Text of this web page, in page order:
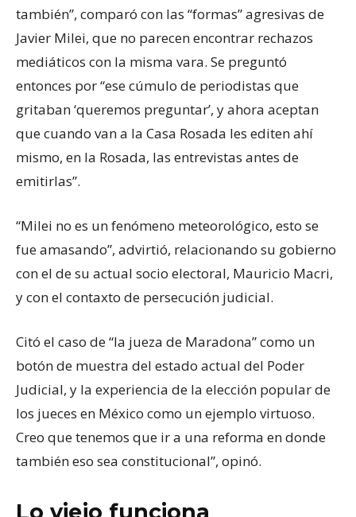
también”, comparó con las “formas” agresivas de
Javier Milei, que no parecen encontrar rechazos
mediáticos con la misma vara. Se preguntó
entonces por “ese cúmulo de periodistas que
gritaban ‘queremos preguntar’, y ahora aceptan
que cuando van a la Casa Rosada les editen ahí
mismo, en la Rosada, las entrevistas antes de
emitirlas”.
“Milei no es un fenómeno meteorológico, esto se
fue amasando”, advirtió, relacionando su gobierno
con el de su actual socio electoral, Mauricio Macri,
y con el contaxto de persecución judicial.
Citó el caso de “la jueza de Maradona” como un
botón de muestra del estado actual del Poder
Judicial, y la experiencia de la elección popular de
los jueces en México como un ejemplo virtuoso.
Creo que tenemos que ir a una reforma en donde
también eso sea constitucional”, opinó.